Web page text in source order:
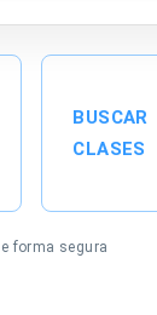
BUSCAR
CLASES
forma segura